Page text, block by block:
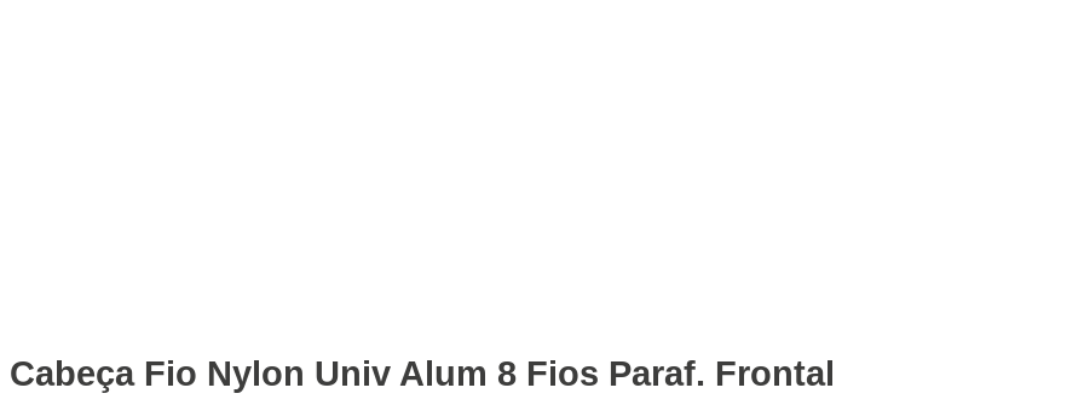
Cabeça Fio Nylon Univ Alum 8 Fios Paraf. Frontal